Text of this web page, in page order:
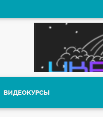
ВИДЕОКУРСЫ